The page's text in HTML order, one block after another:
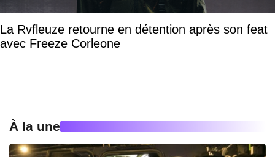
La Rvfleuze retourne en détention après son feat
avec Freeze Corleone
À la une